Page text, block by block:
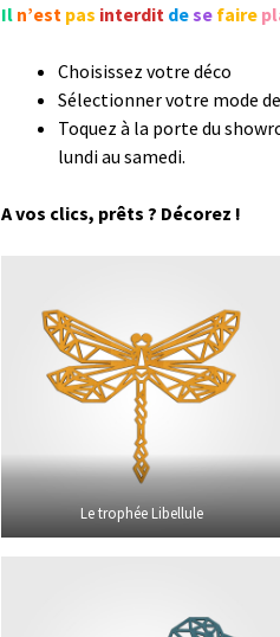
Il n’est pas interdit dese faire
Choisissez votre déco
Sélectionner votre mode
Toquez à la porte du
lundi au samedi.
A vos clics, prêts ? Décorez !
Le trophée Libellule